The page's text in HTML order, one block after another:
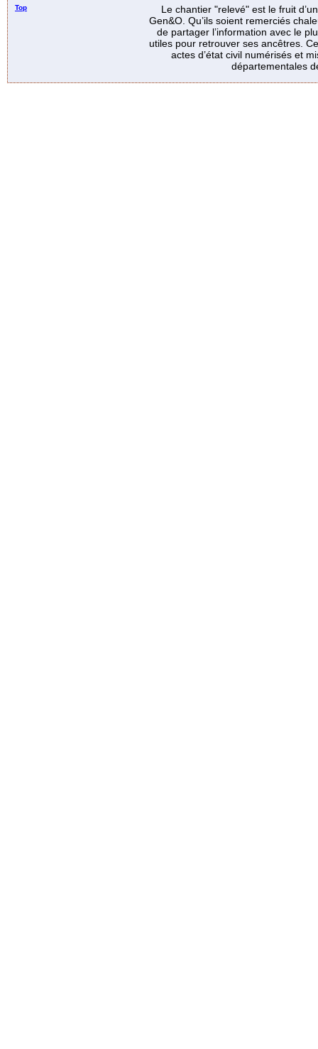
Top
Le chantier "relevé" est le fruit
Gen&O. Qu’ils soient remerciés
de partager l’information avec le
utiles pour retrouver ses ancêtres.
actes d’état civil numérisés et
départementales